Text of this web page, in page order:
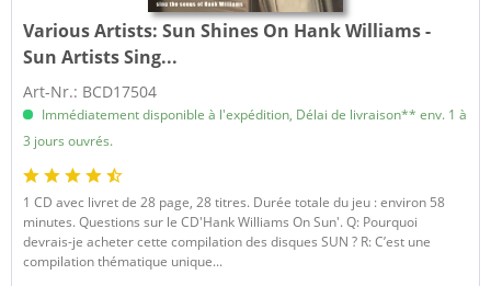
Various Artists:Sun Shines On Hank Williams -
Sun Artists Sing...
Art-Nr.: BCD17504
Immédiatement disponible à l'expédition, Délai de livraison** env. 1 à
3 jours ouvrés.
1 CD avec livret de 28 page, 28 titres. Durée totale du jeu : environ 58
minutes. Questions sur le CD'Hank Williams On Sun'. Q: Pourquoi
devrais-je acheter cette compilation des disques SUN ? R: C’est une
compilation thématique unique...